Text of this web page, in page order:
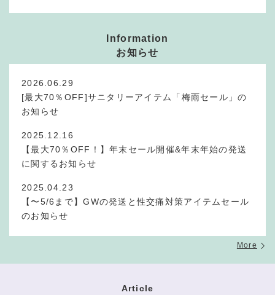
Information
お知らせ
2026.06.29
[最大70％OFF]サニタリーアイテム「梅雨セール」の
お知らせ
2025.12.16
【最大70％OFF！】年末セール開催&年末年始の発送
に関するお知らせ
2025.04.23
【〜5/6まで】GWの発送と性交痛対策アイテムセール
のお知らせ
More
Article